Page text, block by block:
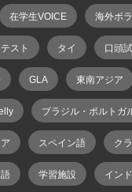
在学生VOICE 海外ボ
スト タイ 口頭
GLA 東南アジア
ブラジル・ポルトガ
スペイン語 ク
学習施設 イン